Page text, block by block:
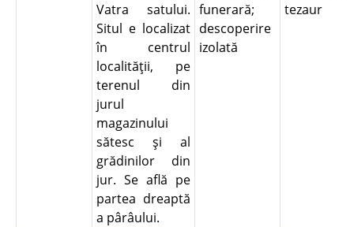
Vatra satului.
Situl e localizat
în centrul
localităţii, pe
terenul din
jurul
magazinului
sătesc şi al
grădinilor din
jur. Se află pe
partea dreaptă
a pârâului.
funerară;
descoperire
izolată
tezaur